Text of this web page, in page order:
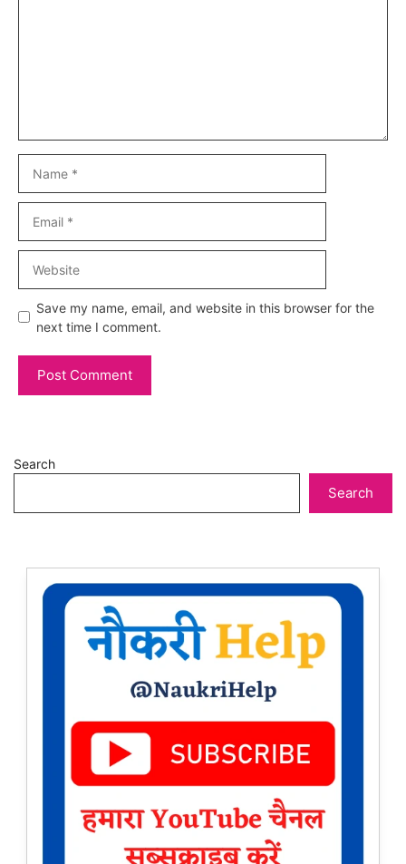
Save my name, email, and website in this browser for the
next time I comment.
Search
Search